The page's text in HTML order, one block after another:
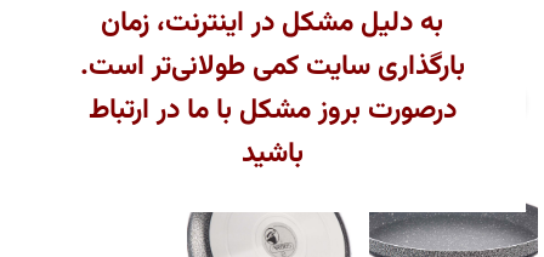
به دلیل مشکل در اینترنت، زمان
بارگذاری سایت کمی طولانی‌تر است.
درصورت بروز مشکل با ما در ارتباط
باشید
بزرگنمایی تصویر